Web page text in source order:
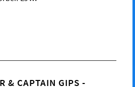
& CAPTAIN GIPS -